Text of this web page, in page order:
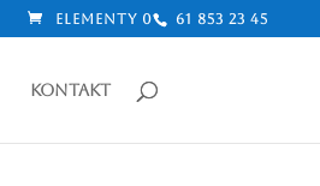
61 853 23 45
Elementy 0
kontakt